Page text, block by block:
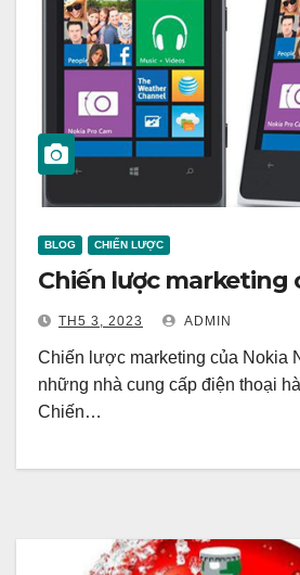
BLOG CHIẾN LƯỢC
Chiến lược marketing
TH5 3, 2023 ADMIN
Chiến lược marketing của Nokia
những nhà cung cấp điện thoại
Chiến…